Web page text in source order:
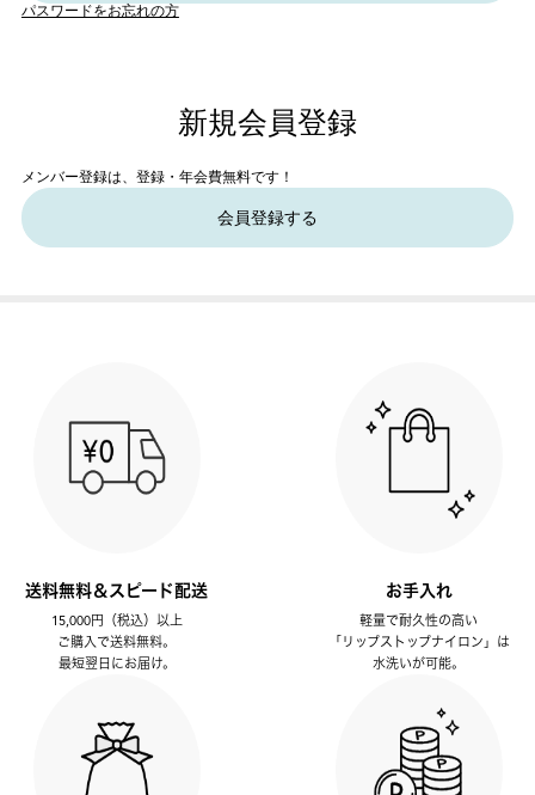
パスワードをお忘れの方
新規会員登録
メンバー登録は、登録・年会費無料です！
会員登録する
送料無料＆スピード配送
15,000円（税込）以上
ご購入で送料無料。
最短翌日にお届け。
お手入れ
軽量で耐久性の高い
「リップストップナイロン」は
水洗いが可能。